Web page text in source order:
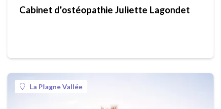
Cabinet d'ostéopathie Juliette Lagondet
La Plagne Vallée